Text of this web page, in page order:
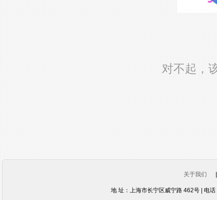
对不起，
关于我们
地 址：上海市长宁区威宁路 462号 | 电